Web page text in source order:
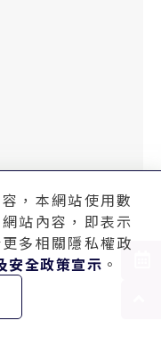
，本網站使用數
站內容，即表示
多相關隱私權政
安全政策宣示 。